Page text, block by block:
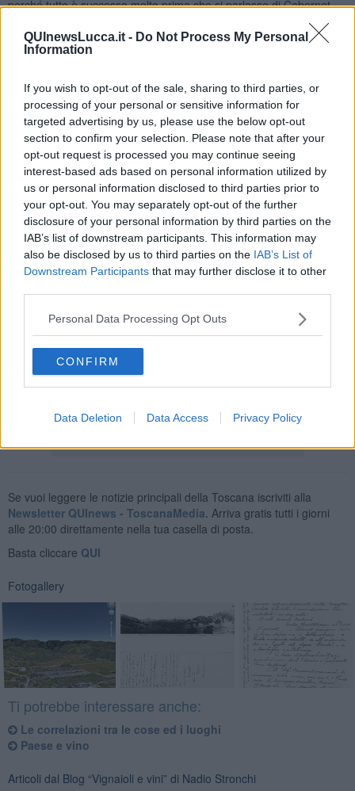
QUInewsLucca.it - Do Not Process My Personal
Information
If you wish to opt-out of the sale, sharing to third parties, or
processing of your personal or sensitive information for
targeted advertising by us, please use the below opt-out
section to confirm your selection. Please note that after your
opt-out request is processed you may continue seeing
interest-based ads based on personal information utilized by
us or personal information disclosed to third parties prior to
your opt-out. You may separately opt-out of the further
disclosure of your personal information by third parties on the
IAB’s list of downstream participants. This information may
also be disclosed by us to third parties on the IAB’s List of
Downstream Participants that may further disclose it to other
Personal Data Processing Opt Outs
CONFIRM
Data Deletion Data Access Privacy Policy
perché tutto è successo molto prima che si parlasse di Cabernet
. Se
solo i proprietari di Vignale avessero continuato a coltivare quei
vitigni, oggi avremo fatto dei paragoni enologici ben diversi.
ribalta dal 1980 in poi, cioè, quando ci fu l’innovazione enologica
con la seconda Condotta Enologica d’Italia creata da sottoscritto
attraverso ilComitato Cittadino di Venturinae con le richieste
delle ITG, DOC e DOCG richieste da Comuni. Nel bolgherese si è
diffuso negli anni ’60 con le iniziative del marchese Incisa della
Rocchetta in luogo detto Castiglioncello di Bolgheri.
Il vitigno di Cabernet Sauvignon è senz’altro il vitigno più
prestigioso che concorre a creare moltissimi vini con l’aggiunta di
uvaggi rossi diversi, ma comunque da solo, cioè in mono-uvaggio
sta dando dei grandissimi vini.
Una prova trovata in Populonia è l’aziendaPoggio Rosso nella
quale si respira aria etrusca e si beve vino fatto con tutta la
passione e la sapienza dei conduttori della cantina che è la famiglia
Monelli Ivano, Edi la moglie, Diego il figlio e la moglie Elisa. Il vino è
VELTHUNE nome riferito alla divinità etrusca delle stagioni.
Nadio Stronchi
Nadio Stronchi
© Riproduzione riservata
Se vuoi leggere le notizie principali della Toscana iscriviti alla
Newsletter QUInews - ToscanaMedia. Arriva gratis tutti i giorni
alle 20:00 direttamente nella tua casella di posta.
Basta cliccare QUI
Fotogallery
Ti potrebbe interessare anche:
Le correlazioni tra le cose ed i luoghi
​Paese e vino
Articoli dal Blog “Vignaioli e vini” di Nadio Stronchi